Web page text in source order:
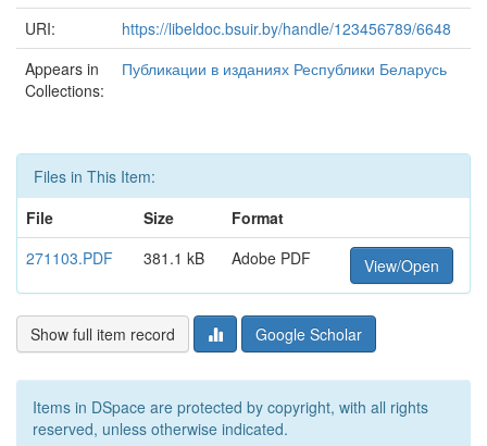
URI:
https://libeldoc.bsuir.by/handle/123456789/6648
Appears in
Collections:
Публикации в изданиях Республики Беларусь
Files in This Item:
File
Size
Format
271103.PDF
381.1 kB Adobe PDF View/Open
Show full item record Google Scholar
Items in DSpace are protected by copyright, with all rights
reserved, unless otherwise indicated.